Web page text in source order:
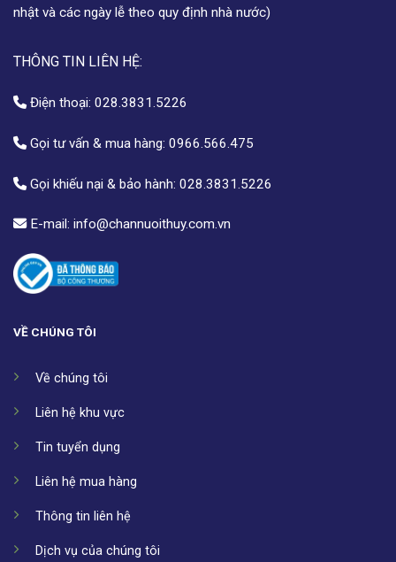
nhật và các ngày lễ theo quy định nhà nước)
THÔNG TIN LIÊN HỆ:
Điện thoại: 028.3831.5226
Gọi tư vấn & mua hàng: 0966.566.475
Gọi khiếu nại & bảo hành: 028.3831.5226
E-mail: info@channuoithuy.com.vn
VỀ CHÚNG TÔI
Về chúng tôi
Liên hệ khu vực
Tin tuyển dụng
Liên hệ mua hàng
Thông tin liên hệ
Dịch vụ của chúng tôi